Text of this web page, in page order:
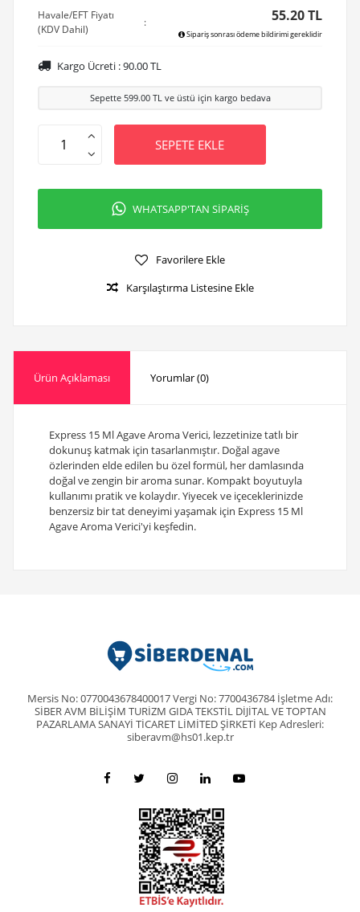
Havale/EFT Fiyatı
(KDV Dahil)
: 55.20 TL
Sipariş sonrası ödeme bildirimi gereklidir
Kargo Ücreti :90.00TL
Sepette 599.00TL ve üstü için kargo bedava
SEPETE EKLE
WHATSAPP'TAN SİPARİŞ
Favorilere Ekle
Karşılaştırma Listesine Ekle
Ürün Açıklaması Yorumlar (0)
Express 15 Ml Agave Aroma Verici, lezzetinize tatlı bir
dokunuş katmak için tasarlanmıştır. Doğal agave
özlerinden elde edilen bu özel formül, her damlasında
doğal ve zengin bir aroma sunar. Kompakt boyutuyla
kullanımı pratik ve kolaydır. Yiyecek ve içeceklerinizde
benzersiz bir tat deneyimi yaşamak için Express 15 Ml
Agave Aroma Verici'yi keşfedin.
Mersis No: 0770043678400017 Vergi No: 7700436784 İşletme Adı:
SİBER AVM BİLİŞİM TURİZM GIDA TEKSTİL DİJİTAL VE TOPTAN
PAZARLAMA SANAYİ TİCARET LİMİTED ŞİRKETİ Kep Adresleri:
siberavm@hs01.kep.tr